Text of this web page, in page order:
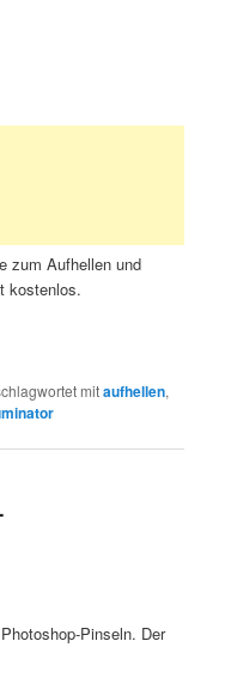
zum Aufhellen und
kostenlos.
mitaufhellen,
Pinseln. Der